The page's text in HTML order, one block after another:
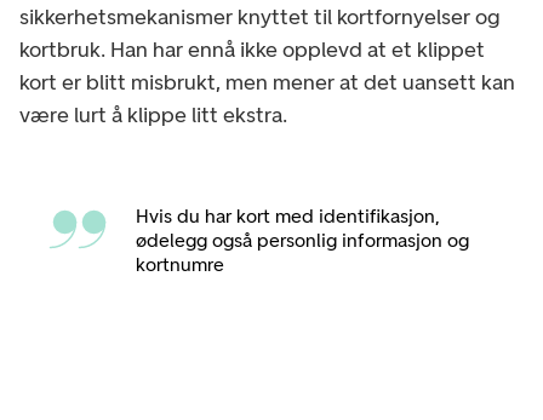
sikkerhetsmekanismer knyttet til kortfornyelser og
kortbruk. Han har ennå ikke opplevd at et klippet
kort er blitt misbrukt, men mener at det uansett kan
være lurt å klippe litt ekstra.
Hvis du har kort med identifikasjon,
ødelegg også personlig informasjon og
kortnumre